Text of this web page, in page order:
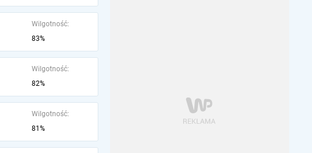
Wilgotność:
83%
Wilgotność:
82%
Wilgotność:
81%